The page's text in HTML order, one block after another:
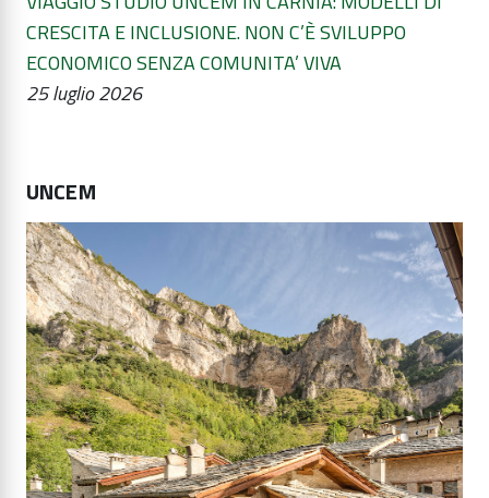
CRESCITA E INCLUSIONE. NON C’È SVILUPPO
ECONOMICO SENZA COMUNITA’ VIVA
25 luglio 2026
UNCEM